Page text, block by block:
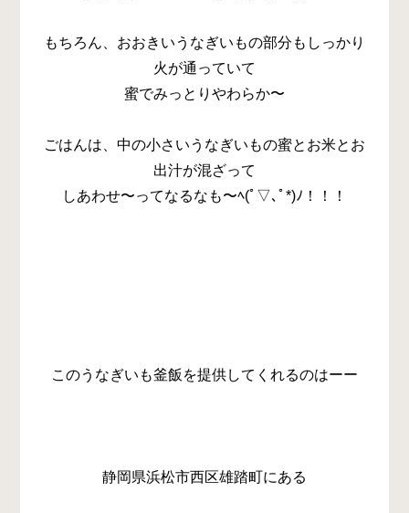
もちろん、おおきいうなぎいもの部分もしっかり
火が通っていて
蜜でみっとりやわらか〜
ごはんは、中の小さいうなぎいもの蜜とお米とお
出汁が混ざって
しあわせ〜ってなるなも〜ﾍ(ﾟ▽､ﾟ*)ﾉ！！！
このうなぎいも釜飯を提供してくれるのはーー
静岡県浜松市西区雄踏町にある